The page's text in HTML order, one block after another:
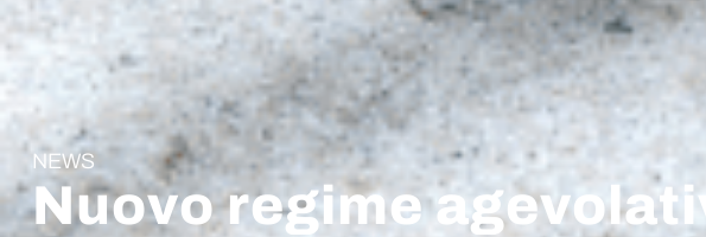
NEWS
Nuovo regime